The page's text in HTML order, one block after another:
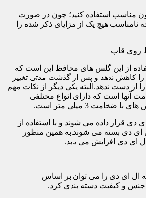
مناسب استفاده کنید؛ چون در صورت
نامناسب هیچ یک از مزایای ذکر شده را
روی قاب
از این گلس های محافظ این است که
کاهش ندهد و پس از گذشت مدتی تغییر
از دست ندهد.البته یکی دیگر از نکات مهم
آنها است که دارای انواع مختلفی
3 میلی متر است.
دی قرار داده می شوند و با استفاده از
ای دی بسته می شوند.به همین منظور
ای دی افزایش می یابد.
ای دی را می توان بر اساس
و کیفیت دسته بندی کرد.